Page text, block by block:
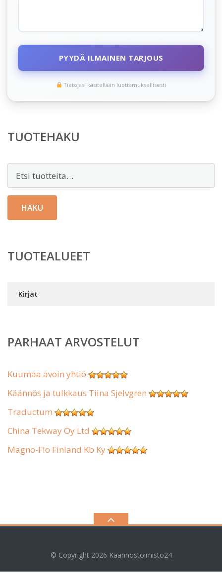
PYYDÄ ILMAINEN TARJOUS
Tietojasi käsitellään luottamuksellisesti
TUOTEHAKU
HAKU
TUOTEALUEET
Kirjat
PARHAAT ARVOSTELUT
Kuumaa avoin yhtiö
Käännös ja tulkkaus Tiina Sjelvgren
Traductum
China Tekway Oy Ltd
Magno-Flo Finland Kb Ky
© Copyright 2026 Käännöstoimisto24